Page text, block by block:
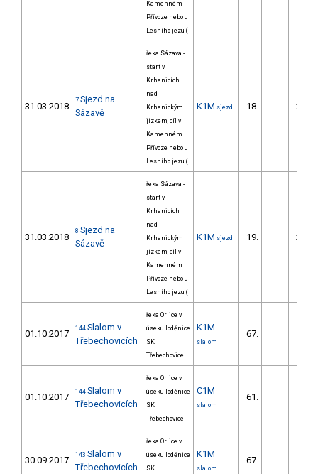
Kamenném
Přívoze nebo u
Lesního jezu (
31.03.2018
7 Sjezd na
Sázavě
řeka Sázava -
start v
Krhanicích
nad
Krhanickým
jízkem, cíl v
Kamenném
Přívoze nebo u
Lesního jezu (
K1M sjezd 18.
31.03.2018
8 Sjezd na
Sázavě
řeka Sázava -
start v
Krhanicích
nad
Krhanickým
jízkem, cíl v
Kamenném
Přívoze nebo u
Lesního jezu (
K1M sjezd 19.
01.10.2017 144 Slalom v
Třebechovicích
řeka Orlice v
úseku loděnice
SK
Třebechovice
K1M
slalom
67.
01.10.2017 144 Slalom v
Třebechovicích
řeka Orlice v
úseku loděnice
SK
Třebechovice
C1M
slalom
61.
30.09.2017 143 Slalom v
Třebechovicích
řeka Orlice v
úseku loděnice
SK
K1M
slalom
67.